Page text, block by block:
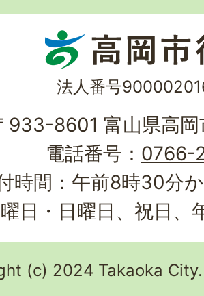
法人番号
933-8601 富山県高
電話番号： 0766-
時間：午前8時30分
曜日・日曜日、祝日
(c) 2024 Takaoka